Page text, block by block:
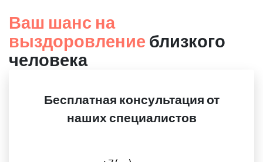
Ваш шанс на
выздоровление близкого
человека
Бесплатная консультация от
наших специалистов